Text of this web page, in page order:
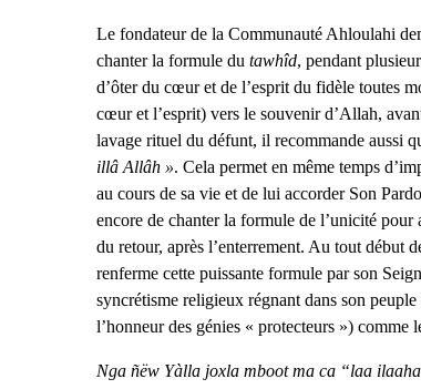
Le fondateur de la Communauté Ahloulahi
chanter la formule du tawhîd, pendant
d’ôter du cœur et de l’esprit du fidèle toutes
cœur et l’esprit) vers le souvenir d’Allah,
lavage rituel du défunt, il recommande aussi
illâ Allâh ». Cela permet en même temps
au cours de sa vie et de lui accorder Son
encore de chanter la formule de l’unicité
du retour, après l’enterrement. Au tout début
renferme cette puissante formule par son
syncrétisme religieux régnant dans son peuple
l’honneur des génies « protecteurs ») comme
Nga ñëw Yàlla joxla mboot ma ca “laa